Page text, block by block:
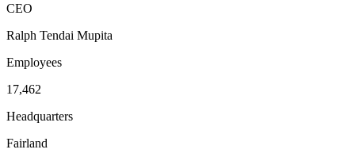
CEO
Ralph Tendai Mupita
Employees
17,462
Headquarters
Fairland